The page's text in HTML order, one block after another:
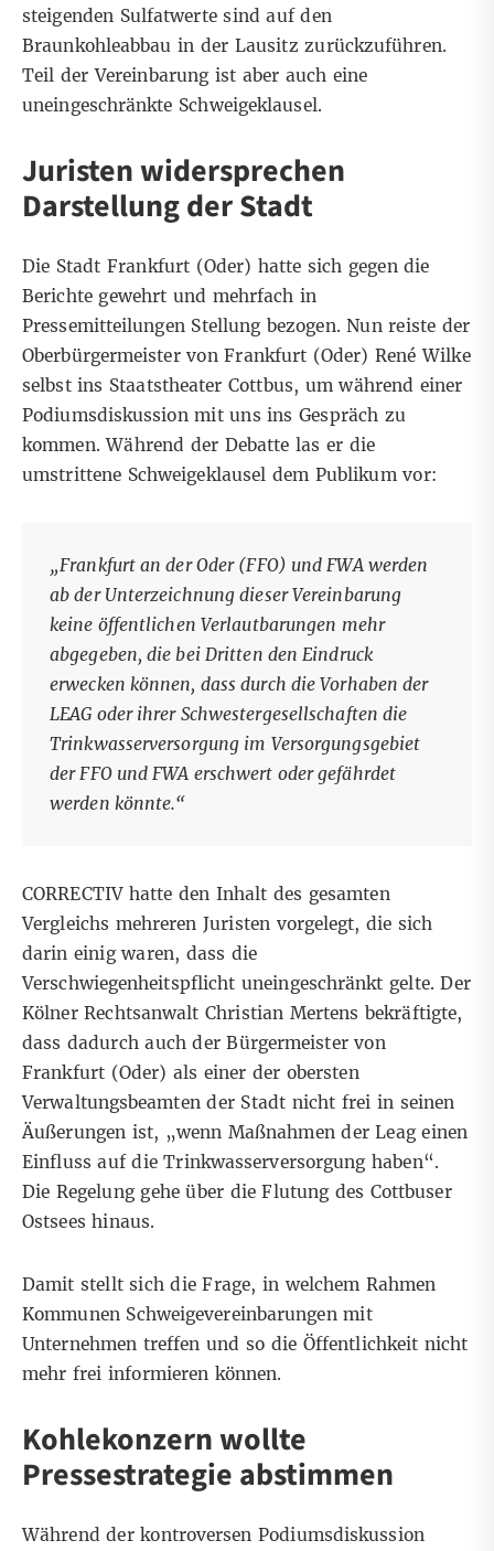
steigenden Sulfatwerte sind auf den
Braunkohleabbau in der Lausitz zurückzuführen.
Teil der Vereinbarung ist aber auch eine
uneingeschränkte Schweigeklausel.
Juristen widersprechen
Darstellung der Stadt
Die Stadt Frankfurt (Oder) hatte sich gegen die
Berichte gewehrt und mehrfach in
Pressemitteilungen Stellung bezogen. Nun reiste der
Oberbürgermeister von Frankfurt (Oder) René Wilke
selbst ins Staatstheater Cottbus, um während einer
Podiumsdiskussion mit uns ins Gespräch zu
kommen. Während der Debatte las er die
umstrittene Schweigeklausel dem Publikum vor:
„Frankfurt an der Oder (FFO) und FWA werden
ab der Unterzeichnung dieser Vereinbarung
keine öffentlichen Verlautbarungen mehr
abgegeben, die bei Dritten den Eindruck
erwecken können, dass durch die Vorhaben der
LEAG oder ihrer Schwestergesellschaften die
Trinkwasserversorgung im Versorgungsgebiet
der FFO und FWA erschwert oder gefährdet
werden könnte.“
CORRECTIV hatte den Inhalt des gesamten
Vergleichs mehreren Juristen vorgelegt, die sich
darin einig waren, dass die
Verschwiegenheitspflicht uneingeschränkt gelte. Der
Kölner Rechtsanwalt Christian Mertens bekräftigte,
dass dadurch auch der Bürgermeister von
Frankfurt (Oder) als einer der obersten
Verwaltungsbeamten der Stadt nicht frei in seinen
Äußerungen ist, „wenn Maßnahmen der Leag einen
Einfluss auf die Trinkwasserversorgung haben“.
Die Regelung gehe über die Flutung des Cottbuser
Ostsees hinaus.
Damit stellt sich die Frage, in welchem Rahmen
Kommunen Schweigevereinbarungen mit
Unternehmen treffen und so die Öffentlichkeit nicht
mehr frei informieren können.
Kohlekonzern wollte
Pressestrategie abstimmen
Während der kontroversen Podiumsdiskussion